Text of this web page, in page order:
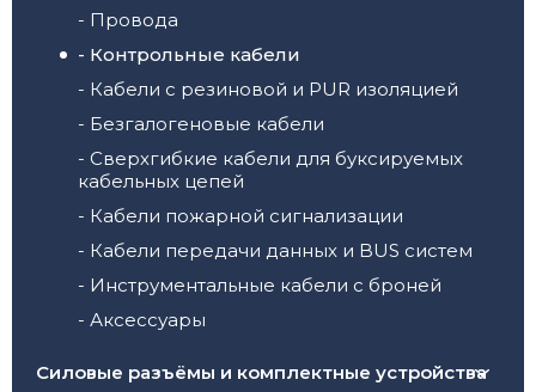
- Провода
- Контрольные кабели
- Кабели с резиновой и PUR изоляцией
- Безгалогеновые кабели
- Сверхгибкие кабели для буксируемых
кабельных цепей
- Кабели пожарной сигнализации
- Кабели передачи данных и BUS систем
- Инструментальные кабели с броней
- Аксессуары
Силовые разъёмы и комплектные устройства